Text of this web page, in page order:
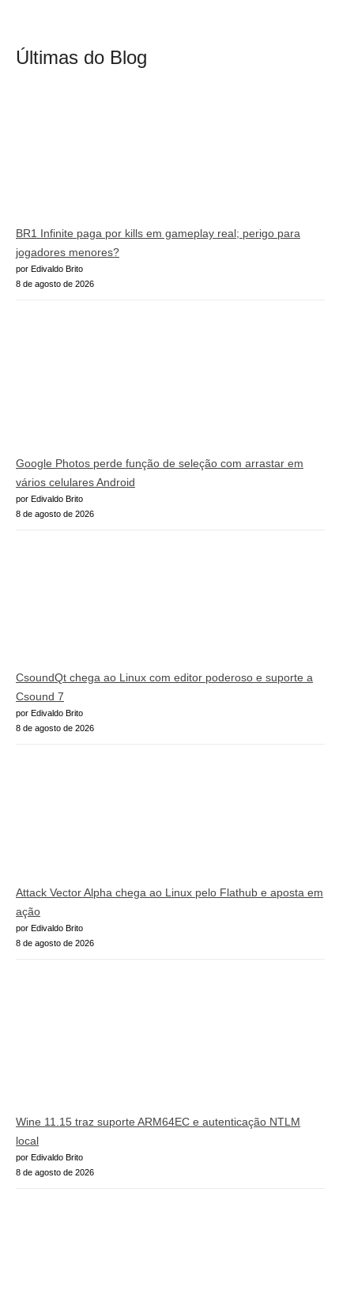
Últimas do Blog
BR1 Infinite paga por kills em gameplay real; perigo para
jogadores menores?
por Edivaldo Brito
8 de agosto de 2026
Google Photos perde função de seleção com arrastar em
vários celulares Android
por Edivaldo Brito
8 de agosto de 2026
CsoundQt chega ao Linux com editor poderoso e suporte a
Csound 7
por Edivaldo Brito
8 de agosto de 2026
Attack Vector Alpha chega ao Linux pelo Flathub e aposta em
ação
por Edivaldo Brito
8 de agosto de 2026
Wine 11.15 traz suporte ARM64EC e autenticação NTLM
local
por Edivaldo Brito
8 de agosto de 2026